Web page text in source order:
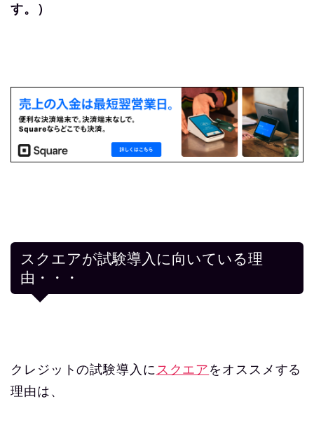
す。）
スクエアが試験導入に向いている理
由・・・
クレジットの試験導入に スクエア をオススメする
理由は、